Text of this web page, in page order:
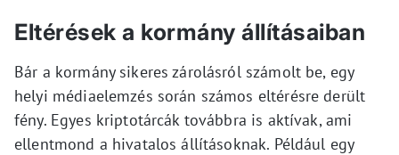
Eltérések a kormány állításaiban
Bár a kormány sikeres zárolásról számolt be, egy
helyi médiaelemzés során számos eltérésre derült
fény. Egyes kriptotárcák továbbra is aktívak, ami
ellentmond a hivatalos állításoknak. Például egy